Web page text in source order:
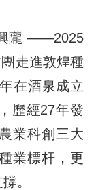
隴 ——2025
團走進敦煌種
在酒泉成立
歷經27年發
業科創三大
業標杆，更
。​